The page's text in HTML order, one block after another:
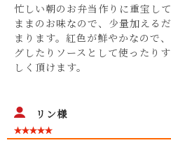
忙しい朝のお弁当作りに重宝し
ままのお味なので、少量加える
まります。紅色が鮮やかなので
グしたりソースとして使ったり
しく頂けます。
リン様